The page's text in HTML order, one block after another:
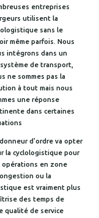
entreprises
utilisent la
sans le
même parfois. Nous
intégrons dans un
de transport,
ne sommes pas la
à tout mais nous
une réponse
dans certaines
d’ordre va opter
la cyclologistique pour
opérations en zone
ou la
est vraiment plus
des temps de
qualité de service